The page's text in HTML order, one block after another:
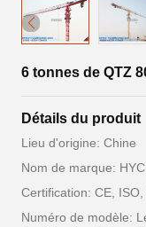
6 tonnes de QTZ
Détails du produit
Lieu d'origine: Chine
Nom de marque:
Certification: CE,
Numéro de modèle: